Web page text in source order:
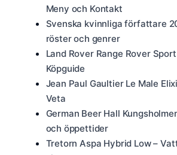
Meny och Kontakt
Svenska kvinnliga författare
röster och genrer
Land Rover Range Rover
Köpguide
Jean Paul Gaultier Le Male
Veta
German Beer Hall
och öppettider
Tretorn Aspa Hybrid Low –